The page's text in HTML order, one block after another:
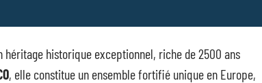
héritage historique exceptionnel, riche de 2500 ans
, elle constitue un ensemble fortifié unique en Europe,